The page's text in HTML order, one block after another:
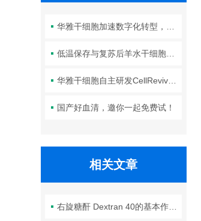
低温保存与复苏后羊水干细胞培养基的选择要点：维持细胞活性的关键因素
华雅干细胞自主研发CellRevive Supplement细胞急救万能添加剂正式开售
国产好血清，邀你一起免费试！
相关文章
右旋糖酐 Dextran 40的基本作用你了解么